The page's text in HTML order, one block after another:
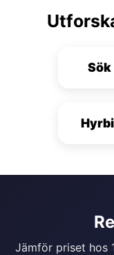
Jämför priset hos